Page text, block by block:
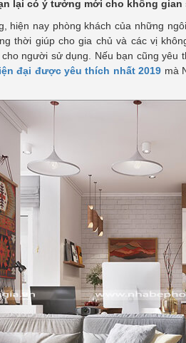
lại có ý tưởng mới cho không gian
hiện nay phòng khách của những
thời giúp cho gia chủ và các vị
người sử dụng. Nếu bạn cũng
đại được yêu thích nhất 2019 mà